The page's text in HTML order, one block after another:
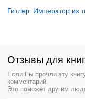
Гитлер. Император из
Отзывы для
Если Вы прочли эту
комментарий.
Это поможет другим